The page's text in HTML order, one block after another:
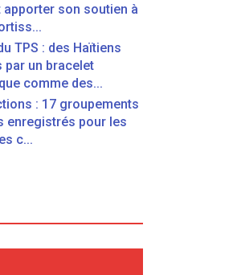
apporter son soutien à
TPS : des Haïtiens
par un bracelet
comme des...
: 17 groupements
enregistrés pour les
c...